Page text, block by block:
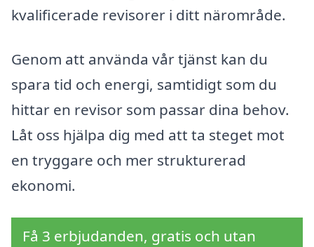
kvalificerade revisorer i ditt närområde.
Genom att använda vår tjänst kan du
spara tid och energi, samtidigt som du
hittar en revisor som passar dina behov.
Låt oss hjälpa dig med att ta steget mot
en tryggare och mer strukturerad
ekonomi.
Få 3 erbjudanden, gratis och utan